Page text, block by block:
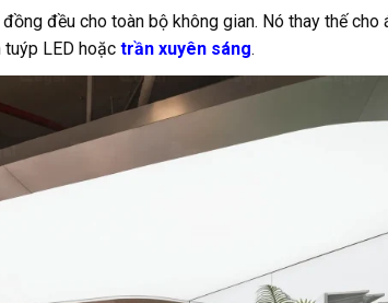
đều cho toàn bộ không gian. Nó thay thế
LED hoặc trần xuyên sáng.